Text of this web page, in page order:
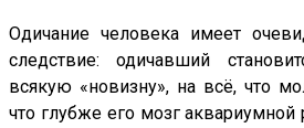
Одичание человека имеет
следствие: одичавший
всякую «новизну», на всё, что
что глубже его мозг